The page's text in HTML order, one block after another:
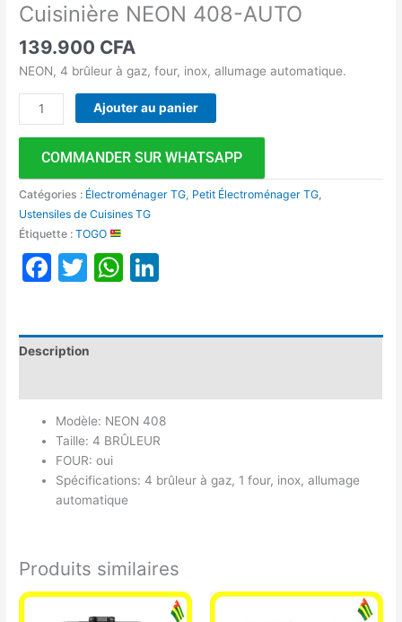
Cuisinière NEON 408-AUTO
139.900 CFA
NEON, 4 brûleur à gaz, four, inox, allumage automatique.
Ajouter au panier
COMMANDER SUR WHATSAPP
Catégories : Électroménager TG Petit Électroménager TG
Ustensiles de Cuisines TG
Étiquette :TOGO
Facebook
TwitterWhatsApp
Description
Modèle: NEON 408
Taille: 4 BRÛLEUR
FOUR: oui
Spécifications: 4 brûleur à gaz, 1 four, inox, allumage
automatique
Produits similaires